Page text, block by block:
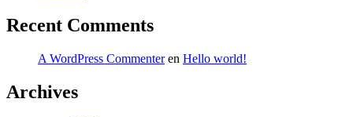
Recent Comments
A WordPress Commenteren Hello world!
Archives